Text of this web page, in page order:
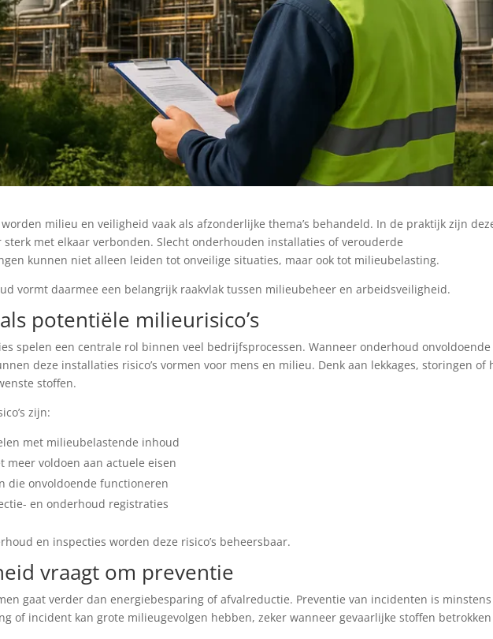
milieu en veiligheid vaak als afzonderlijke thema’s behandeld. In de praktijk zijn
met elkaar verbonden. Slecht onderhouden installaties of verouderde
kunnen niet alleen leiden tot onveilige situaties, maar ook tot milieubelasting.
vormt daarmee een belangrijk raakvlak tussen milieubeheer en arbeidsveiligheid.
potentiële milieurisico’s
spelen een centrale rol binnen veel bedrijfsprocessen. Wanneer onderhoud onvoldoende
deze installaties risico’s vormen voor mens en milieu. Denk aan lekkages, storingen of
stoffen.
zijn:
met milieubelastende inhoud
meer voldoen aan actuele eisen
die onvoldoende functioneren
en onderhoud registraties
en inspecties worden deze risico’s beheersbaar.
vraagt om preventie
gaat verder dan energiebesparing of afvalreductie. Preventie van incidenten is
of incident kan grote milieugevolgen hebben, zeker wanneer gevaarlijke stoffen betrokken